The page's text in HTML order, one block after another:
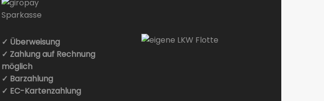
✓ Überweisung
✓ Zahlung auf Rechnung
möglich
✓ Barzahlung
✓ EC-Kartenzahlung